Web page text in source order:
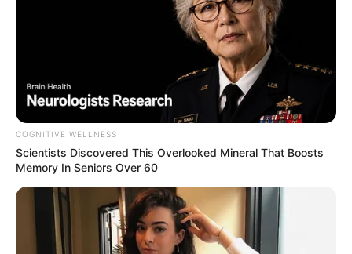
COGNITIVE WELLNESS
Scientists Discovered This Overlooked Mineral That Boosts
Memory In Seniors Over 60